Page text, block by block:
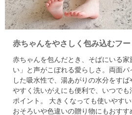
赤ちゃんをやさしく包み込むフ
赤ちゃんを包んだとき、そばにいる
い」と声がこぼれる愛らしさ。 両面パ
した吸水性で、湯あがりの水分をすば
やすく洗いがえにも便利で、いつで
ポイント。
大きくなっても使いやす
おそろいや色違いの贈り物にもおすす